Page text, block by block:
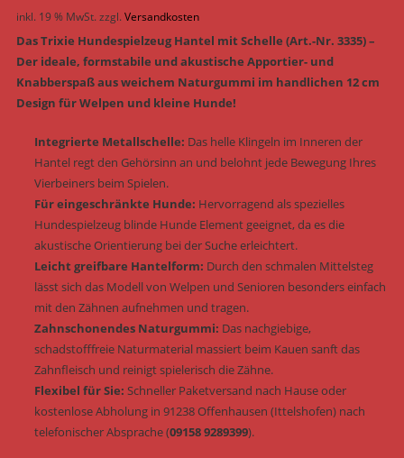
inkl. 19 % MwSt.zzgl.Versandkosten
Das Trixie Hundespielzeug Hantel mit Schelle (Art.-Nr. 3335) –
Der ideale, formstabile und akustische Apportier- und
Knabberspaß aus weichem Naturgummi im handlichen 12 cm
Design für Welpen und kleine Hunde!
Integrierte Metallschelle: Das helle Klingeln im Inneren der
Hantel regt den Gehörsinn an und belohnt jede Bewegung Ihres
Vierbeiners beim Spielen.
Für eingeschränkte Hunde: Hervorragend als spezielles
Hundespielzeug blinde Hunde Element geeignet, da es die
akustische Orientierung bei der Suche erleichtert.
Leicht greifbare Hantelform: Durch den schmalen Mittelsteg
lässt sich das Modell von Welpen und Senioren besonders einfach
mit den Zähnen aufnehmen und tragen.
Zahnschonendes Naturgummi: Das nachgiebige,
schadstofffreie Naturmaterial massiert beim Kauen sanft das
Zahnfleisch und reinigt spielerisch die Zähne.
Flexibel für Sie: Schneller Paketversand nach Hause oder
kostenlose Abholung in 91238 Offenhausen (Ittelshofen) nach
telefonischer Absprache (09158 9289399).